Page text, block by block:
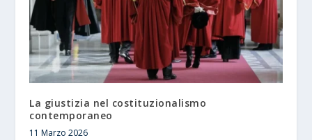
La giustizia nel costituzionalismo
contemporaneo
11 Marzo 2026